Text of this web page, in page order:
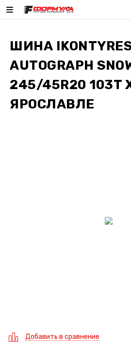
ШИНА
AUTOGRAPH
245/45R20 103T
ЯРОСЛАВЛЕ
Добавить в сравнение